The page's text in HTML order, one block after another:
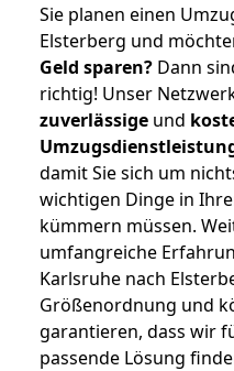
Sie planen einen
Elsterberg und
Geld sparen? Dann
richtig! Unser
zuverlässige und
damit Sie sich um
wichtigen Dinge in
kümmern müssen.
umfangreiche
Karlsruhe nach
Größenordnung und
garantieren, dass wir
passende Lösung